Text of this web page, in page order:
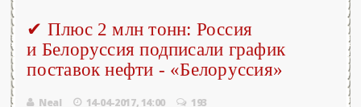
✔ Плюс 2 млн тонн: Россия
и Белоруссия подписали график
поставок нефти - «Белоруссия»
Neal 14-04-2017, 14:00
193